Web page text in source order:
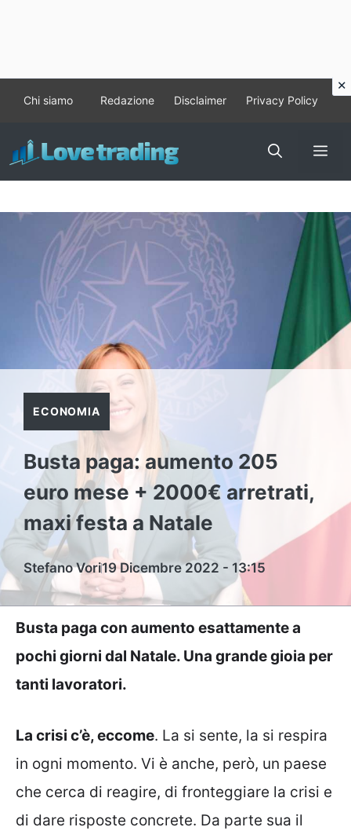
contenuto
Chi siamo Redazione Disclaimer Privacy Policy
ECONOMIA
Busta paga: aumento 205
euro mese + 2000€ arretrati,
maxi festa a Natale
Stefano Vori19 Dicembre 2022 - 13:15
Busta paga con aumento esattamente a
pochi giorni dal Natale. Una grande gioia per
tanti lavoratori.
La crisi c’è, eccome. La si sente, la si respira
in ogni momento. Vi è anche, però, un paese
che cerca di reagire, di fronteggiare la crisi e
di dare risposte concrete. Da parte sua il